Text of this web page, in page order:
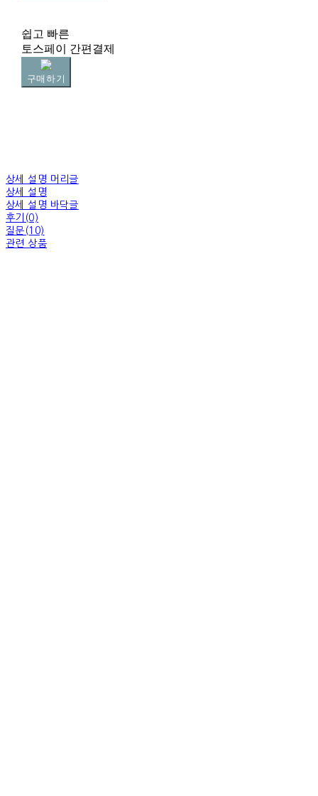
쉽고 빠른
토스페이 간편결제
구매하기
상세 설명 머리글
상세 설명
상세 설명 바닥글
후기(0)
질문(10)
관련 상품